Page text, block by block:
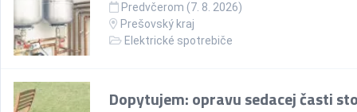
Predvčerom (7. 8. 2026)
Prešovský kraj
Elektrické spotrebiče
Dopytujem: opravu sedacej časti